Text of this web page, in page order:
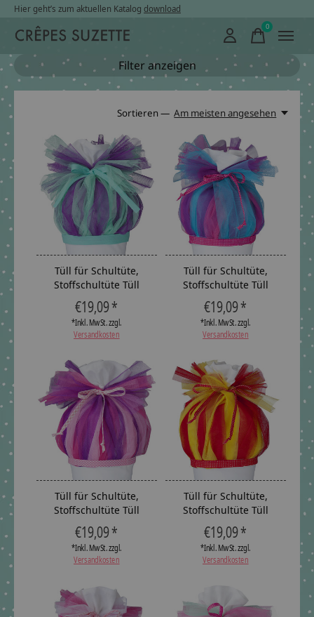
Hier geht’s zum aktuellen Katalog download
0items
Filter anzeigen
Sortieren — Am meisten angesehen
Tüll für Schultüte,
Stoffschultüte Tüll
€19,09 *
*Inkl. MwSt. zzgl.
Versandkosten
Tüll für Schultüte,
Stoffschultüte Tüll
€19,09 *
*Inkl. MwSt. zzgl.
Versandkosten
Tüll für Schultüte,
Stoffschultüte Tüll
€19,09 *
*Inkl. MwSt. zzgl.
Versandkosten
Tüll für Schultüte,
Stoffschultüte Tüll
€19,09 *
*Inkl. MwSt. zzgl.
Versandkosten